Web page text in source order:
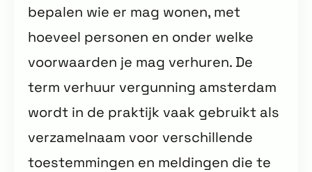
bepalen wie er mag wonen, met
hoeveel personen en onder welke
voorwaarden je mag verhuren. De
term verhuur vergunning amsterdam
wordt in de praktijk vaak gebruikt als
verzamelnaam voor verschillende
toestemmingen en meldingen die te